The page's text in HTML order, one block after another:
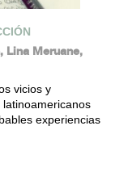
Lina Meruane,
vicios y
experiencias